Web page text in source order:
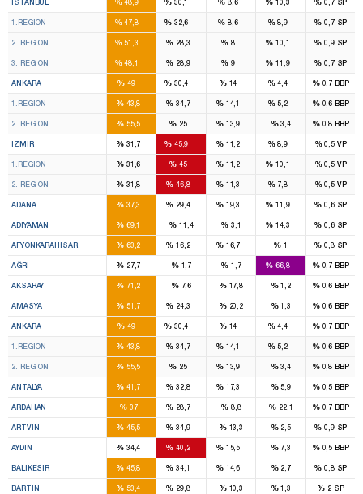
İSTANBUL 48,9 30,1 8,6 10,3 0,7 SP
1.REGION %47,8 %32,6 % 8,6 %8,9 % 0,7 SP
2. REGION %51,3 % 28,3 % 8 % 10,1 % 0,9 SP
3. REGION %48,1 % 28,9 % 9 % 11,9 % 0,7 SP
ANKARA % 49 %30,4 %14 %4,4 %0,7BBP
1.REGION %43,8 % 34,7 %14,1 %5,2 %0,6BBP
2. REGION %55,5 % 25 %13,9 %3,4 %0,8BBP
IZMIR %31,7 %45,9 %11,2 %8,9 %0,5VP
1.REGION %31,6 % 45 %11,2 % 10,1 %0,5VP
2. REGION %31,8 % 46,8 %11,3 %7,8 %0,5VP
ADANA %37,3 % 29,4 %19,3 % 11,9 % 0,6 SP
ADIYAMAN %69,1 % 11,4 % 3,1 % 14,3 % 0,6 SP
AFYONKARAHISAR %63,2 % 16,2 %16,7 % 1 % 0,8 SP
AĞRI %27,7 %1,7 % 1,7 % 66,8 %0,7BBP
AKSARAY %71,2 %7,6 %17,8 %1,2 %0,6BBP
AMASYA %51,7 % 24,3 %20,2 %1,3 %0,6BBP
ANKARA % 49 %30,4 %14 %4,4 %0,7BBP
1.REGION %43,8 % 34,7 %14,1 %5,2 %0,6BBP
2. REGION %55,5 % 25 %13,9 %3,4 %0,8BBP
ANTALYA %41,7 % 32,8 %17,3 %5,9 %0,5BBP
ARDAHAN %37 % 28,7 % 8,8 % 22,1 %0,7BBP
ARTVIN %45,5 % 34,9 %13,3 %2,5 % 0,9 SP
AYDIN %34,4 % 40,2 %15,5 %7,3 %0,5BBP
BALIKESIR %45,8 % 34,1 %14,6 %2,7 % 0,8 SP
BARTIN %53,4 % 29,8 %10,3 %1,3 %2 SP